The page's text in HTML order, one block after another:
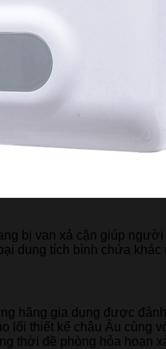
bị van xả cặn giúp
dung tích bình chứa
hãng gia dụng được
lối thiết kế châu Âu
thời đề phòng hỏa hoạn